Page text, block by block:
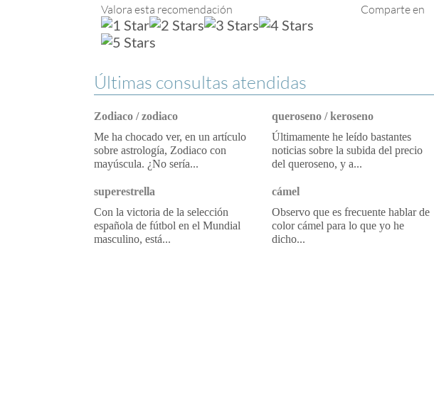
Valora esta recomendación Comparte en
Últimas consultas atendidas
Zodiaco / zodiaco
Me ha chocado ver, en un artículo
sobre astrología, Zodiaco con
mayúscula. ¿No sería...
queroseno / keroseno
Últimamente he leído bastantes
noticias sobre la subida del precio
del queroseno, y a...
superestrella
Con la victoria de la selección
española de fútbol en el Mundial
masculino, está...
cámel
Observo que es frecuente hablar de
color cámel para lo que yo he
dicho...